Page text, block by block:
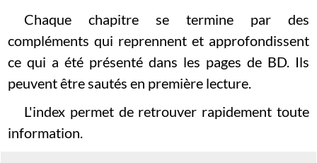
Chaque chapitre se termine par des
compléments qui reprennent et approfondissent
ce qui a été présenté dans les pages de BD. Ils
peuvent être sautés en première lecture.
L'index permet de retrouver rapidement toute
information.